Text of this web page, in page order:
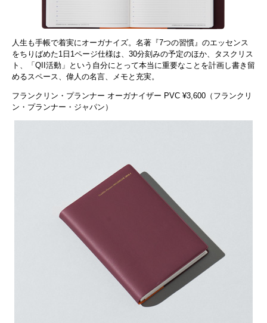
人生も手帳で着実にオーガナイズ。名著『7つの習慣』のエッセンス
をちりばめた1日1ページ仕様は、30分刻みの予定のほか、タスクリス
ト、「QII活動」という自分にとって本当に重要なことを計画し書き留
めるスペース、偉人の名言、メモと充実。
フランクリン・プランナー オーガナイザー PVC ¥3,600（フランクリ
ン・プランナー・ジャパン）